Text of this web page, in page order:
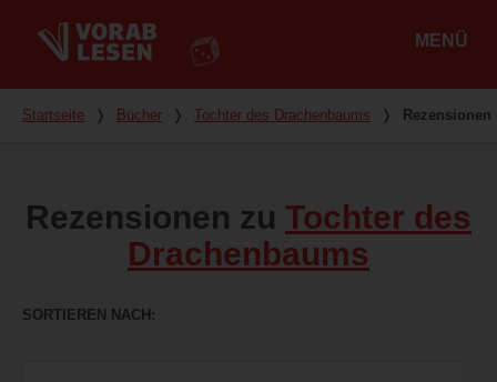
MENÜ
Du bist hier
Startseite ❭ Bücher ❭ Tochter des Drachenbaums ❭ Rezensionen
Rezensionen zu Tochter des
Drachenbaums
SORTIEREN NACH